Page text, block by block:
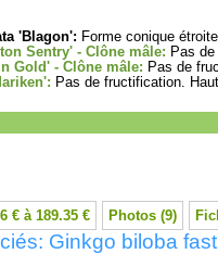
'Blagon': Forme conique
Sentry' - Clône mâle: Pas
Gold' - Clône mâle: Pas de
Pas de fructification.
€ à 189.35 € Photos (9)
Ginkgo biloba